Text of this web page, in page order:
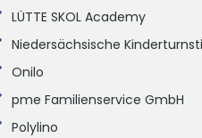
LÜTTE SKOL Academy
Niedersächsische
Onilo
pme Familienservice GmbH
Polylino